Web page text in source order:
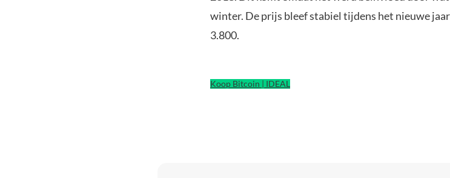
winter. De prijs bleef stabiel tijdens het nieuwe
3.800.
Koop Bitcoin | IDEAL